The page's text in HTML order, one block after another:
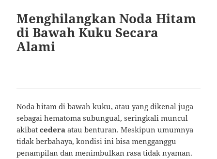
Menghilangkan Noda Hitam
di Bawah Kuku Secara
Alami
Noda hitam di bawah kuku, atau yang dikenal juga
sebagai hematoma subungual, seringkali muncul
akibatcedera atau benturan. Meskipun umumnya
tidak berbahaya, kondisi ini bisa mengganggu
penampilan dan menimbulkan rasa tidak nyaman.